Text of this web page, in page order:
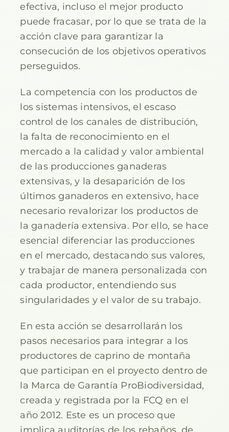
efectiva, incluso el mejor producto
puede fracasar, por lo que se trata de la
acción clave para garantizar la
consecución de los objetivos operativos
perseguidos.
La competencia con los productos de
los sistemas intensivos, el escaso
control de los canales de distribución,
la falta de reconocimiento en el
mercado a la calidad y valor ambiental
de las producciones ganaderas
extensivas, y la desaparición de los
últimos ganaderos en extensivo, hace
necesario revalorizar los productos de
la ganadería extensiva. Por ello, se hace
esencial diferenciar las producciones
en el mercado, destacando sus valores,
y trabajar de manera personalizada con
cada productor, entendiendo sus
singularidades y el valor de su trabajo.
En esta acción se desarrollarán los
pasos necesarios para integrar a los
productores de caprino de montaña
que participan en el proyecto dentro de
la Marca de Garantía ProBiodiversidad,
creada y registrada por la FCQ en el
año 2012. Este es un proceso que